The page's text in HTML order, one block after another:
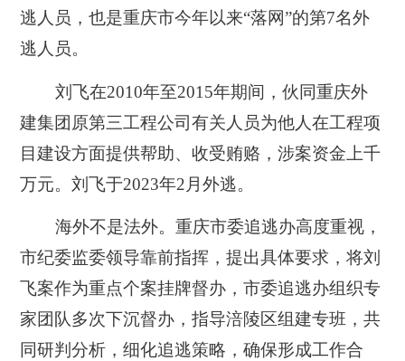
逃人员，也是重庆市今年以来“落网”的第7名外
逃人员。
刘飞在2010年至2015年期间，伙同重庆外
建集团原第三工程公司有关人员为他人在工程项
目建设方面提供帮助、收受贿赂，涉案资金上千
万元。刘飞于2023年2月外逃。
海外不是法外。重庆市委追逃办高度重视，
市纪委监委领导靠前指挥，提出具体要求，将刘
飞案作为重点个案挂牌督办，市委追逃办组织专
家团队多次下沉督办，指导涪陵区组建专班，共
同研判分析，细化追逃策略，确保形成工作合